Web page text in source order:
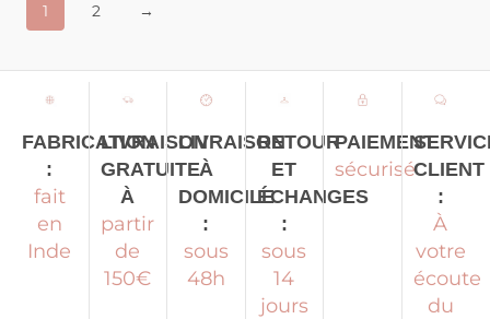
1 2 →
FABRICATION
:
fait
en
Inde
LIVRAISON
GRATUITE
À
partir
de
150€
LIVRAISON
À
DOMICILE
:
sous
48h
RETOUR
ET
ÉCHANGES
:
sous
14
jours
PAIEMENT
sécuriséCLIENT
:
À
votre
écoute
du